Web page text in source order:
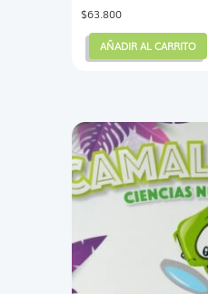
$63.800
AÑADIR AL CARRITO